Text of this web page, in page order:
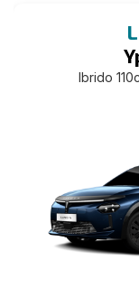
Ibrido